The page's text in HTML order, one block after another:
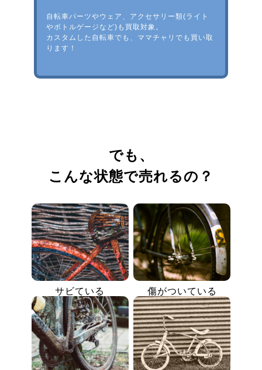
自転車パーツやウェア、アクセサリー類(ライト
やボトルゲージなど)も買取対象。
カスタムした自転車でも、ママチャリでも買い取
ります！
でも、
こんな状態で売れるの？
サビている 傷がついている